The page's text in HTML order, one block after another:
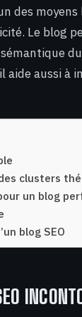
des
Le blog
aussi à
clusters
un blog
blog SEO